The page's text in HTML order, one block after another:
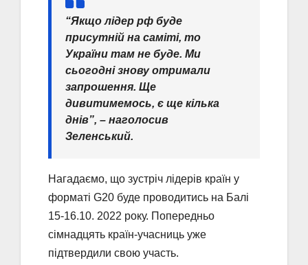
“Якщо лідер рф буде
присутній на саміті, то
України там не буде. Ми
сьогодні знову отримали
запрошення. Ще
дивитимемось, є ще кілька
днів”, – наголосив
Зеленський.
Нагадаємо, що зустріч лідерів країн у
форматі G20 буде проводитись на Балі
15-16.10. 2022 року. Попередньо
сімнадцять країн-учасниць уже
підтвердили свою участь.